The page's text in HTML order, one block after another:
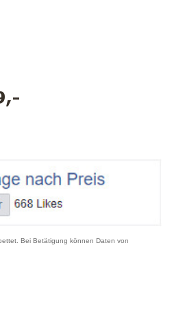
Bei Betätigung können Daten von